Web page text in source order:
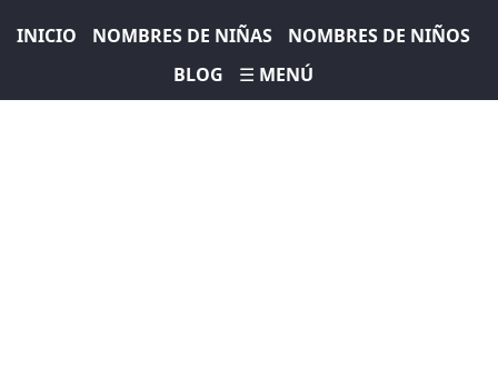
INICIO NOMBRES DE NIÑAS
NOMBRES DE NIÑOS
BLOG
☰ MENÚ